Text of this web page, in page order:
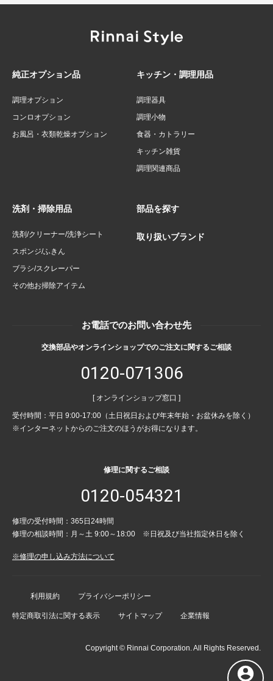
純正オプション品
調理オプション
コンロオプション
お風呂・衣類乾燥オプション
キッチン・調理用品
調理器具
調理小物
食器・カトラリー
キッチン雑貨
調理関連商品
洗剤・掃除用品
洗剤/クリーナー/洗浄シート
スポンジ/ふきん
ブラシ/スクレーパー
その他お掃除アイテム
部品を探す
取り扱いブランド
お電話でのお問い合わせ先
交換部品やオンラインショップでのご注文に関するご相談
0120-071306
[ オンラインショップ窓口 ]
受付時間：平日 9:00-17:00（土日祝日および年末年始・お盆休みを除く）
※インターネットからのご注文のほうがお得になります。
修理に関するご相談
0120-054321
修理の受付時間：365日24時間
修理の相談時間：月～土 9:00～18:00 ※日祝及び当社指定休日を除く
※修理の申し込み方法について
利用規約 プライバシーポリシー
特定商取引法に関する表示 サイトマップ 企業情報
Copyright © Rinnai Corporation. All Rights Reserved.